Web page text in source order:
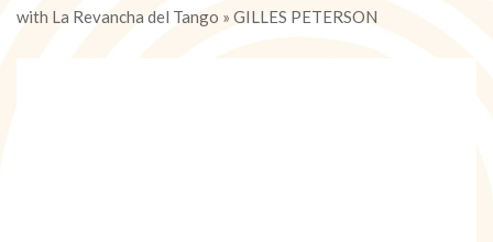
with La Revancha del Tango » GILLES PETERSON